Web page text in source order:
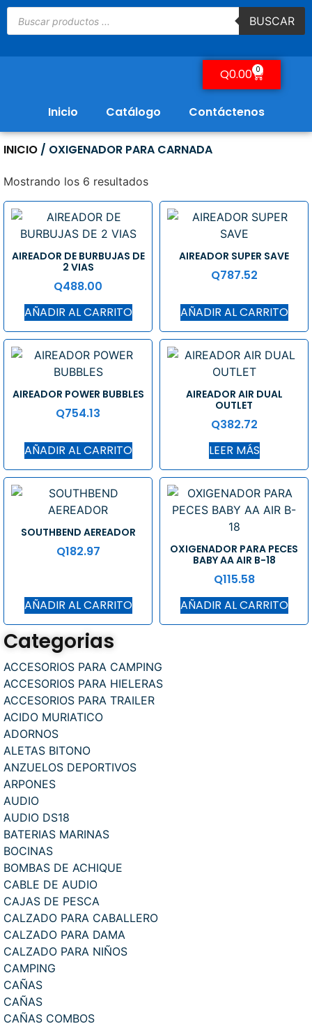
BUSCAR
Q0.00 0
Inicio Catálogo Contáctenos
Categorias
ACCESORIOS PARA CAMPING
ACCESORIOS PARA HIELERAS
ACCESORIOS PARA TRAILER
ACIDO MURIATICO
ADORNOS
ALETAS BITONO
ANZUELOS DEPORTIVOS
ARPONES
AUDIO
AUDIO DS18
BATERIAS MARINAS
BOCINAS
BOMBAS DE ACHIQUE
CABLE DE AUDIO
CAJAS DE PESCA
CALZADO PARA CABALLERO
CALZADO PARA DAMA
CALZADO PARA NIÑOS
CAMPING
CAÑAS
CAÑAS
CAÑAS COMBOS
INICIO / OXIGENADOR PARA CARNADA
Mostrando los 6 resultados
AIREADOR DE BURBUJAS DE
2 VIAS
Q488.00
AÑADIR AL CARRITO
AIREADOR SUPER SAVE
Q787.52
AÑADIR AL CARRITO
AIREADOR POWER BUBBLES
Q754.13
AÑADIR AL CARRITO
AIREADOR AIR DUAL
OUTLET
Q382.72
LEER MÁS
SOUTHBEND AEREADOR
Q182.97
AÑADIR AL CARRITO
OXIGENADOR PARA PECES
BABY AA AIR B-18
Q115.58
AÑADIR AL CARRITO